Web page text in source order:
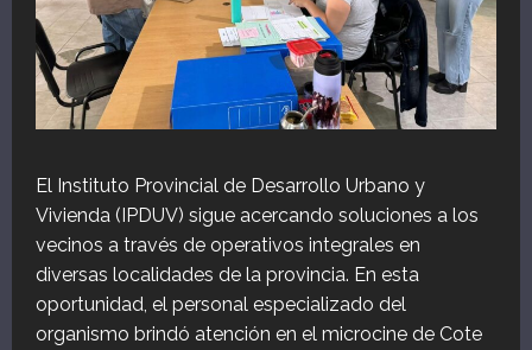
El Instituto Provincial de Desarrollo Urbano y
Vivienda (IPDUV) sigue acercando soluciones a los
vecinos a través de operativos integrales en
diversas localidades de la provincia. En esta
oportunidad, el personal especializado del
organismo brindó atención en el microcine de Cote